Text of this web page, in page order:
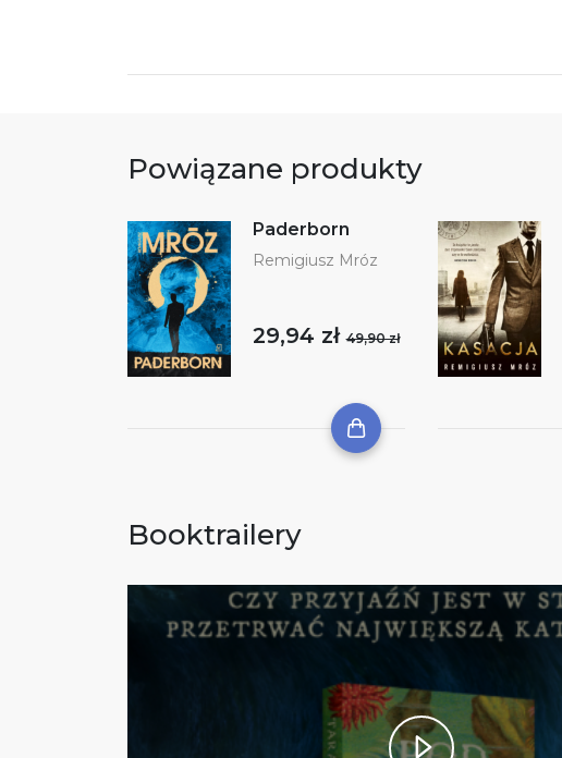
Powiązane produkty
Paderborn
Remigiusz Mróz
29,94 zł49,90 zł
Booktrailery